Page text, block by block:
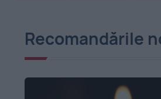
Recomandările